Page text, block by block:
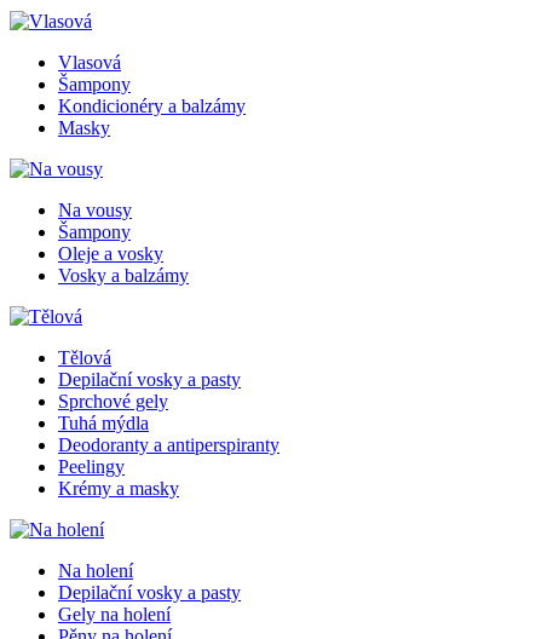
Vlasová
Šampony
Kondicionéry a balzámy
Masky
Na vousy
Šampony
Oleje a vosky
Vosky a balzámy
Tělová
Depilační vosky a pasty
Sprchové gely
Tuhá mýdla
Deodoranty a antiperspiranty
Peelingy
Krémy a masky
Na holení
Depilační vosky a pasty
Gely na holení